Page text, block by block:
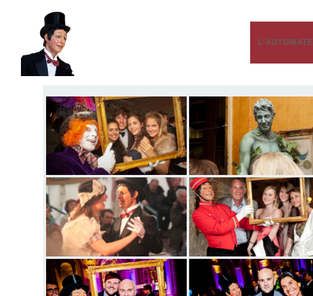
L’AUTOMATE
Photos / Vidéos-2
By Webmaster